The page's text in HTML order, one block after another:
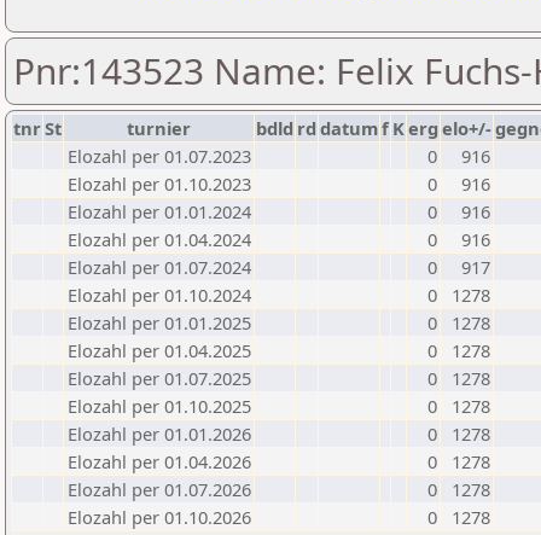
Pnr:143523 Name: Felix
tnrSt turnier bdld rd datumf Kerg elo+/-
Elozahl per 01.07.2023
0
916
Elozahl per 01.10.2023
0
916
Elozahl per 01.01.2024
0
916
Elozahl per 01.04.2024
0
916
Elozahl per 01.07.2024
0
917
Elozahl per 01.10.2024
0
1278
Elozahl per 01.01.2025
0
1278
Elozahl per 01.04.2025
0
1278
Elozahl per 01.07.2025
0
1278
Elozahl per 01.10.2025
0
1278
Elozahl per 01.01.2026
0
1278
Elozahl per 01.04.2026
0
1278
Elozahl per 01.07.2026
0
1278
Elozahl per 01.10.2026
0 1278